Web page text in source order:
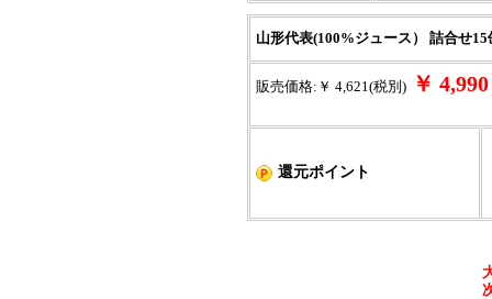
山形代表(100%ジュース） 詰合せ
販売価格:￥ 4,621(税別) ￥
還元ポイント